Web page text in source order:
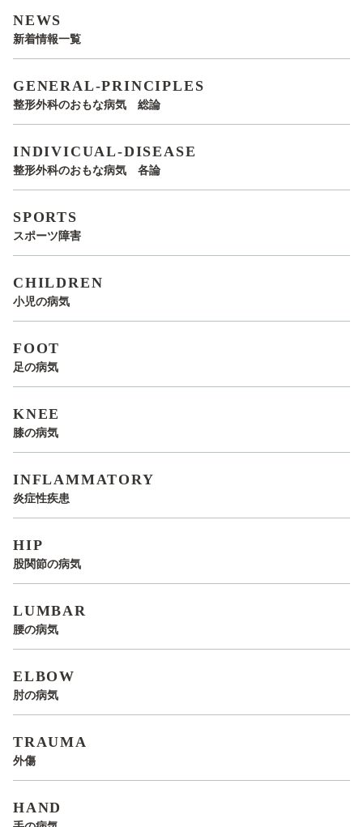
NEWS
新着情報一覧
GENERAL-PRINCIPLES
整形外科のおもな病気 総論
INDIVICUAL-DISEASE
整形外科のおもな病気 各論
SPORTS
スポーツ障害
CHILDREN
小児の病気
FOOT
足の病気
KNEE
膝の病気
INFLAMMATORY
炎症性疾患
HIP
股関節の病気
LUMBAR
腰の病気
ELBOW
肘の病気
TRAUMA
外傷
HAND